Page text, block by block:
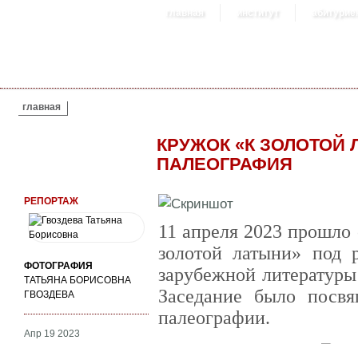
главная институт
ВЫ ЗДЕСЬ
главная
КРУЖОК «К ЗОЛОТОЙ
ПАЛЕОГРАФИЯ
РЕПОРТАЖ
ФОТОГРАФИЯ
ТАТЬЯНА БОРИСОВНА
ГВОЗДЕВА
Апр 19 2023
11 апреля 2023 прошло
золотой латыни» под
зарубежной
Заседание было
палеографии.